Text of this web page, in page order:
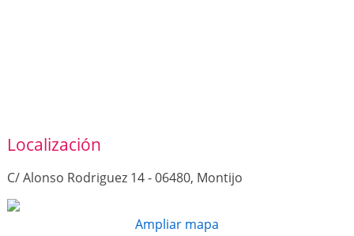
Localización
C/ Alonso Rodriguez 14 - 06480, Montijo
Ampliar mapa